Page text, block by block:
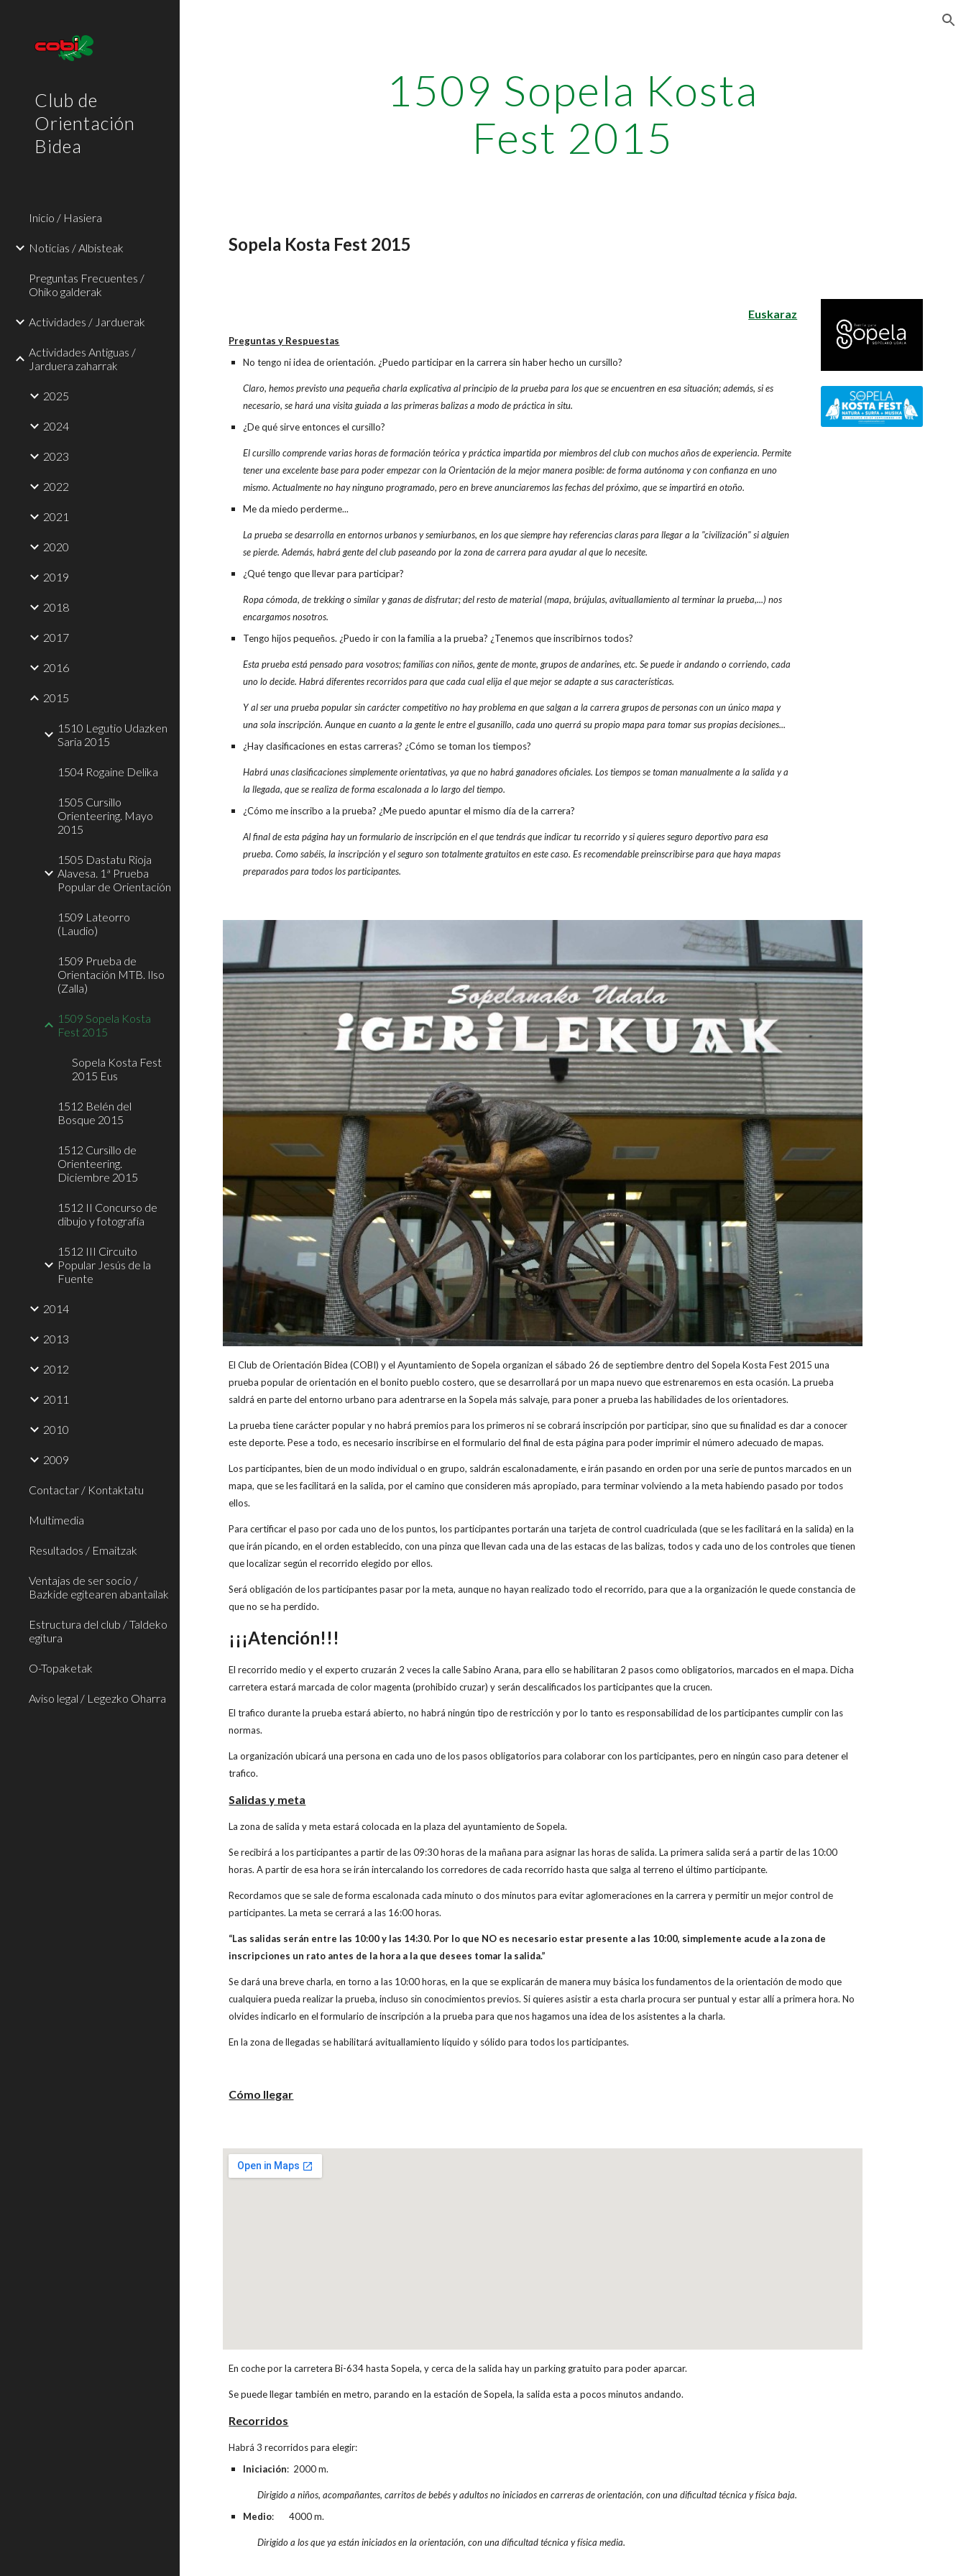
Club de
Orientación
Bidea
Inicio / Hasiera
Noticias / Albisteak
Preguntas Frecuentes /
Ohiko galderak
Actividades / Jarduerak
Actividades Antiguas /
Jarduera zaharrak
2025
2024
2023
2022
2021
2020
2019
2018
2017
2016
2015
1510 Legutio Udazken
Saria 2015
1504 Rogaine Delika
1505 Cursillo
Orienteering. Mayo
2015
1505 Dastatu Rioja
Alavesa. 1ª Prueba
Popular de Orientación
1509 Lateorro
(Laudio)
1509 Prueba de
Orientación MTB. Ilso
(Zalla)
1509 Sopela Kosta
Fest 2015
Sopela Kosta Fest
2015 Eus
1512 Belén del
Bosque 2015
1512 Cursillo de
Orienteering.
Diciembre 2015
1512 II Concurso de
dibujo y fotografía
1512 III Circuito
Popular Jesús de la
Fuente
2014
2013
2012
2011
2010
2009
Contactar / Kontaktatu
Multimedia
Resultados / Emaitzak
Ventajas de ser socio /
Bazkide egitearen abantailak
Estructura del club / Taldeko
egitura
O-Topaketak
Aviso legal / Legezko Oharra
1509 Sopela Kosta
Fest 2015
Sopela Kosta Fest 2015
Euskaraz
Preguntas y Respuestas
No tengo ni idea de orientación. ¿Puedo participar en la carrera sin haber hecho un cursillo?
Claro, hemos previsto una pequeña charla explicativa al principio de la prueba para los que se encuentren en esa situación; además, si es
necesario, se hará una visita guiada a las primeras balizas a modo de práctica in situ.
¿De qué sirve entonces el cursillo?
El cursillo comprende varias horas de formación teórica y práctica impartida por miembros del club con muchos años de experiencia. Permite
tener una excelente base para poder empezar con la Orientación de la mejor manera posible: de forma autónoma y con confianza en uno
mismo. Actualmente no hay ninguno programado, pero en breve anunciaremos las fechas del próximo, que se impartirá en otoño.
Me da miedo perderme...
La prueba se desarrolla en entornos urbanos y semiurbanos, en los que siempre hay referencias claras para llegar a la "civilización" si alguien
se pierde. Además, habrá gente del club paseando por la zona de carrera para ayudar al que lo necesite.
¿Qué tengo que llevar para participar?
Ropa cómoda, de trekking o similar y ganas de disfrutar; del resto de material (mapa, brújulas, avituallamiento al terminar la prueba,...) nos
encargamos nosotros.
Tengo hijos pequeños. ¿Puedo ir con la familia a la prueba? ¿Tenemos que inscribirnos todos?
Esta prueba está pensado para vosotros; familias con niños, gente de monte, grupos de andarines, etc. Se puede ir andando o corriendo, cada
uno lo decide. Habrá diferentes recorridos para que cada cual elija el que mejor se adapte a sus características.
Y al ser una prueba popular sin carácter competitivo no hay problema en que salgan a la carrera grupos de personas con un único mapa y
una sola inscripción. Aunque en cuanto a la gente le entre el gusanillo, cada uno querrá su propio mapa para tomar sus propias decisiones...
¿Hay clasificaciones en estas carreras? ¿Cómo se toman los tiempos?
Habrá unas clasificaciones simplemente orientativas, ya que no habrá ganadores oficiales. Los tiempos se toman manualmente a la salida y a
la llegada, que se realiza de forma escalonada a lo largo del tiempo.
¿Cómo me inscribo a la prueba? ¿Me puedo apuntar el mismo día de la carrera?
Al final de esta página hay un formulario de inscripción en el que tendrás que indicar tu recorrido y si quieres seguro deportivo para esa
prueba. Como sabéis, la inscripción y el seguro son totalmente gratuitos en este caso. Es recomendable preinscribirse para que haya mapas
preparados para todos los participantes.
El Club de Orientación Bidea (COBI) y el Ayuntamiento de Sopela organizan el sábado 26 de septiembre dentro del Sopela Kosta Fest 2015 una
prueba popular de orientación en el bonito pueblo costero, que se desarrollará por un mapa nuevo que estrenaremos en esta ocasión. La prueba
saldrá en parte del entorno urbano para adentrarse en la Sopela más salvaje, para poner a prueba las habilidades de los orientadores.
La prueba tiene carácter popular y no habrá premios para los primeros ni se cobrará inscripción por participar, sino que su finalidad es dar a conocer
este deporte. Pese a todo, es necesario inscribirse en el formulario del final de esta página para poder imprimir el número adecuado de mapas.
Los participantes, bien de un modo individual o en grupo, saldrán escalonadamente, e irán pasando en orden por una serie de puntos marcados en un
mapa, que se les facilitará en la salida, por el camino que consideren más apropiado, para terminar volviendo a la meta habiendo pasado por todos
ellos.
Para certificar el paso por cada uno de los puntos, los participantes portarán una tarjeta de control cuadriculada (que se les facilitará en la salida) en la
que irán picando, en el orden establecido, con una pinza que llevan cada una de las estacas de las balizas, todos y cada uno de los controles que tienen
que localizar según el recorrido elegido por ellos.
Será obligación de los participantes pasar por la meta, aunque no hayan realizado todo el recorrido, para que a la organización le quede constancia de
que no se ha perdido.
¡¡¡Atención!!!
El recorrido medio y el experto cruzarán 2 veces la calle Sabino Arana, para ello se habilitaran 2 pasos como obligatorios, marcados en el mapa. Dicha
carretera estará marcada de color magenta (prohibido cruzar) y serán descalificados los participantes que la crucen.
El trafico durante la prueba estará abierto, no habrá ningún tipo de restricción y por lo tanto es responsabilidad de los participantes cumplir con las
normas.
La organización ubicará una persona en cada uno de los pasos obligatorios para colaborar con los participantes, pero en ningún caso para detener el
trafico.
Salidas y meta
La zona de salida y meta estará colocada en la plaza del ayuntamiento de Sopela.
Se recibirá a los participantes a partir de las 09:30 horas de la mañana para asignar las horas de salida. La primera salida será a partir de las 10:00
horas. A partir de esa hora se irán intercalando los corredores de cada recorrido hasta que salga al terreno el último participante.
Recordamos que se sale de forma escalonada cada minuto o dos minutos para evitar aglomeraciones en la carrera y permitir un mejor control de
participantes. La meta se cerrará a las 16:00 horas.
“Las salidas serán entre las 10:00 y las 14:30. Por lo que NO es necesario estar presente a las 10:00, simplemente acude a la zona de
inscripciones un rato antes de la hora a la que desees tomar la salida.”
Se dará una breve charla, en torno a las 10:00 horas, en la que se explicarán de manera muy básica los fundamentos de la orientación de modo que
cualquiera pueda realizar la prueba, incluso sin conocimientos previos. Si quieres asistir a esta charla procura ser puntual y estar allí a primera hora. No
olvides indicarlo en el formulario de inscripción a la prueba para que nos hagamos una idea de los asistentes a la charla.
En la zona de llegadas se habilitará avituallamiento líquido y sólido para todos los participantes.
Cómo llegar
En coche por la carretera Bi-634 hasta Sopela, y cerca de la salida hay un parking gratuito para poder aparcar.
Se puede llegar también en metro, parando en la estación de Sopela, la salida esta a pocos minutos andando.
Recorridos
Habrá 3 recorridos para elegir:
Iniciación: 2000 m.
Dirigido a niños, acompañantes, carritos de bebés y adultos no iniciados en carreras de orientación, con una dificultad técnica y física baja.
Medio: 4000 m.
Dirigido a los que ya están iniciados en la orientación, con una dificultad técnica y física media.